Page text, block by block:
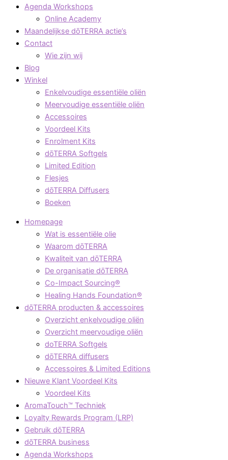
Agenda Workshops
Online Academy
Maandelijkse dōTERRA actie’s
Contact
Wie zijn wij
Blog
Winkel
Enkelvoudige essentiële oliën
Meervoudige essentiële oliën
Accessoires
Voordeel Kits
Enrolment Kits
dōTERRA Softgels
Limited Edition
Flesjes
dōTERRA Diffusers
Boeken
Homepage
Wat is essentiële olie
Waarom dōTERRA
Kwaliteit van dōTERRA
De organisatie dōTERRA
Co-Impact Sourcing®
Healing Hands Foundation®​
dōTERRA producten & accessoires
Overzicht enkelvoudige oliën
Overzicht meervoudige oliën
doTERRA Softgels
dōTERRA diffusers
Accessoires & Limited Editions
Nieuwe Klant Voordeel Kits
Voordeel Kits
AromaTouch™ Techniek
Loyalty Rewards Program (LRP)
Gebruik dōTERRA
dōTERRA business
Agenda Workshops